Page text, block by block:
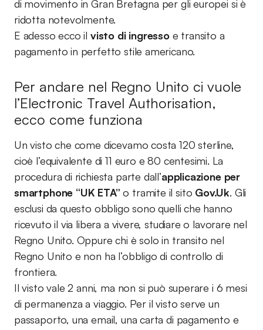
di movimento in Gran Bretagna per gli europei si è
ridotta notevolmente.
E adesso ecco il visto di ingressoe transito a
pagamento in perfetto stile americano.
Per andare nel Regno Unito ci vuole
l’Electronic Travel Authorisation,
ecco come funziona
Un visto che come dicevamo costa 120 sterline,
cioè l’equivalente di 11 euro e 80 centesimi. La
procedura di richiesta parte dall’applicazione per
smartphone “UK ETA” o tramite il sito Gov.Uk. Gli
esclusi da questo obbligo sono quelli che hanno
ricevuto il via libera a vivere, studiare o lavorare nel
Regno Unito. Oppure chi è solo in transito nel
Regno Unito e non ha l’obbligo di controllo di
frontiera.
Il visto vale 2 anni, ma non si può superare i 6 mesi
di permanenza a viaggio. Per il visto serve un
passaporto, una email, una carta di pagamento e